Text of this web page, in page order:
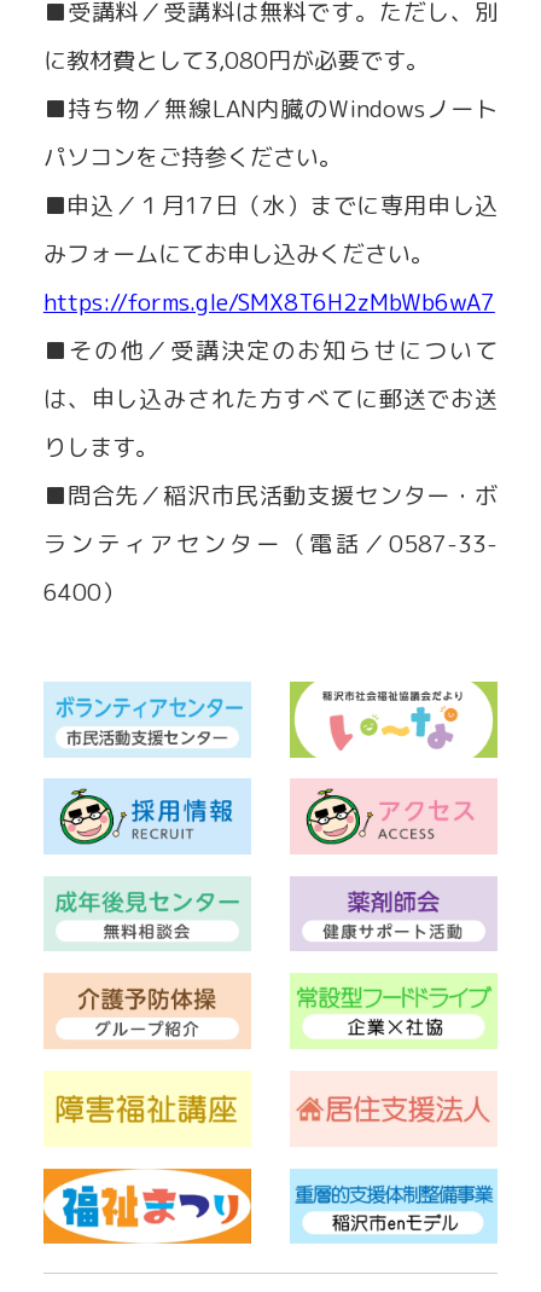
■受講料／受講料は無料です。ただし、別
に教材費として3,080円が必要です。
■持ち物／無線LAN内臓のWindowsノート
パソコンをご持参ください。
■申込／１月17日（水）までに専用申し込
みフォームにてお申し込みください。
https://forms.gle/SMX8T6H2zMbWb6wA7
■その他／受講決定のお知らせについて
は、申し込みされた方すべてに郵送でお送
りします。
■問合先／稲沢市民活動支援センター・ボ
ランティアセンター（電話／0587-33-
6400）